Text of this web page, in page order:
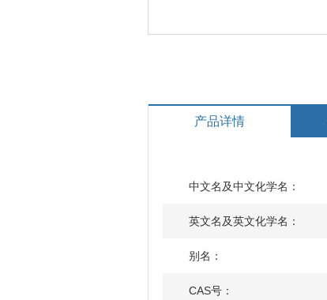
产品详情
中文名及中文化学名：
英文名及英文化学名：
别名：
CAS号：